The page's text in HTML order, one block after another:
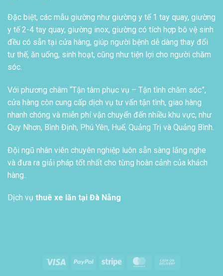
Đặc biệt, các mẫu giường như giường y tế 1 tay quay, giường
y tế 2-4 tay quay, giường inox, giường có tích hợp bô vệ sinh
đều có sẵn tại cửa hàng, giúp người bệnh dễ dàng thay đổi
tư thế, ăn uống, sinh hoạt, cũng như tiện lợi cho người chăm
sóc.
Với phương châm “Tận tâm phục vụ – Tận tình chăm sóc”,
cửa hàng còn cung cấp dịch vụ tư vấn tận tình, giao hàng
nhanh chóng và miễn phí vận chuyển đến nhiều khu vực, như
Quy Nhơn, Bình Định, Phú Yên, Huế, Quảng Trị và Quảng Bình.
Đội ngũ nhân viên chuyên nghiệp luôn sẵn sàng lắng nghe
và đưa ra giải pháp tốt nhất cho từng hoàn cảnh của khách
hàng..
Dịch vụ thuê xe lăn tại Đà Nẵng
Visa PayPal Stripe MasterCard